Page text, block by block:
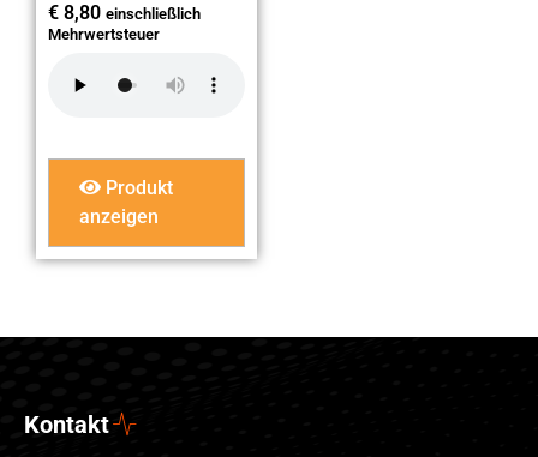
€ 8,80 einschließlich
Mehrwertsteuer
Produkt
anzeigen
Kontakt